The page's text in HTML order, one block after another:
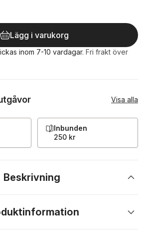
Lägg i varukorg
inom 7-10 vardagar. Fri frakt över
Visa alla
Inbunden
250 kr
Beskrivning